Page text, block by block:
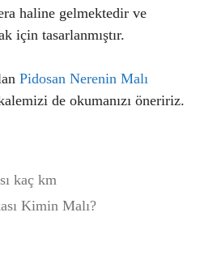
haline gelmektedir ve
için tasarlanmıştır.
Pidosan Nerenin Malı
de okumanızı öneririz.
kaç km
Kimin Malı?